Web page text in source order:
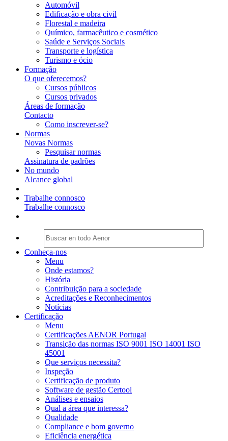
Automóvil
Edificação e obra civil
Florestal e madeira
Químico, farmacêutico e cosmético
Saúde e Serviços Sociais
Transporte e logística
Turismo e ócio
Formação
O que oferecemos?
Cursos públicos
Cursos privados
Áreas de formação
Contacto
Como inscrever-se?
Normas
Novas Normas
Pesquisar normas
Assinatura de padrões
No mundo
Alcance global
Trabalhe connosco
Trabalhe connosco
Conheça-nos
Menu
Onde estamos?
História
Contribuição para a sociedade
Acreditações e Reconhecimentos
Notícias
Certificação
Menu
Certificações AENOR Portugal
Transição das normas ISO 9001 ISO 14001 ISO
45001
Que serviços necessita?
Inspeção
Certificação de produto
Software de gestão Certool
Análises e ensaios
Qual a área que interessa?
Qualidade
Compliance e bom governo
Eficiência energética